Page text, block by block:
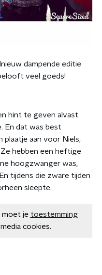
dampende editie
veel goeds!
hint te geven alvast
En dat was best
plaatje aan voor Niels,
hebben een heftige
hoogzwanger was,
tijdens die zware tijden
sleepte.
moet je toestemming
cookies.